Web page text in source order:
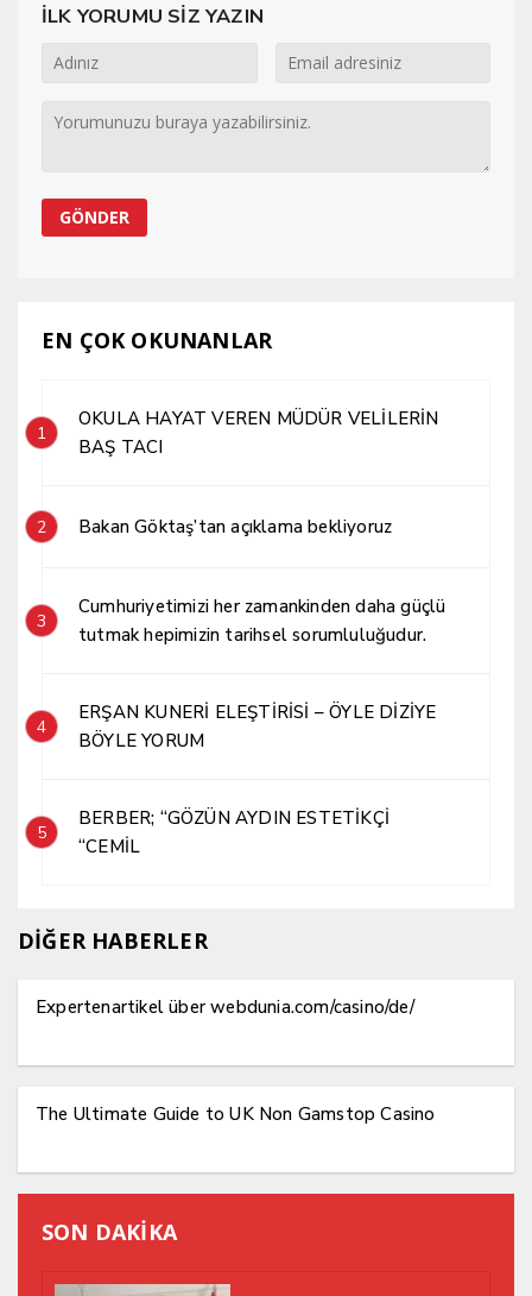
İLK YORUMU SİZ YAZIN
EN ÇOK OKUNANLAR
1
OKULA HAYAT VEREN MÜDÜR VELİLERİN
BAŞ TACI
2 Bakan Göktaş’tan açıklama bekliyoruz
3
Cumhuriyetimizi her zamankinden daha güçlü
tutmak hepimizin tarihsel sorumluluğudur.
4
ERŞAN KUNERİ ELEŞTİRİSİ – ÖYLE DİZİYE
BÖYLE YORUM
5
BERBER; “GÖZÜN AYDIN ESTETİKÇİ
“CEMİL
DİĞER HABERLER
Expertenartikel über webdunia.com/casino/de/
The Ultimate Guide to UK Non Gamstop Casino
SON DAKİKA